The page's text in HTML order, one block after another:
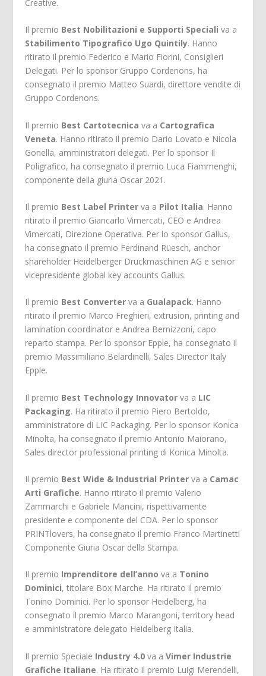
Creative.
Il premio Best Nobilitazioni e Supporti Speciali va a
Stabilimento Tipografico Ugo Quintily. Hanno
ritirato il premio Federico e Mario Fiorini, Consiglieri
Delegati. Per lo sponsor Gruppo Cordenons, ha
consegnato il premio Matteo Suardi, direttore vendite di
Gruppo Cordenons.
Il premio Best Cartotecnica va a Cartografica
Veneta. Hanno ritirato il premio Dario Lovato e Nicola
Gonella, amministratori delegati. Per lo sponsor Il
Poligrafico, ha consegnato il premio Luca Fiammenghi,
componente della giuria Oscar 2021.
Il premio Best Label Printer va a Pilot Italia. Hanno
ritirato il premio Giancarlo Vimercati, CEO e Andrea
Vimercati, Direzione Operativa. Per lo sponsor Gallus,
ha consegnato il premio Ferdinand Rüesch, anchor
shareholder Heidelberger Druckmaschinen AG e senior
vicepresidente global key accounts Gallus.
Il premio Best Converter va a Gualapack. Hanno
ritirato il premio Marco Freghieri, extrusion, printing and
lamination coordinator e Andrea Bernizzoni, capo
reparto stampa. Per lo sponsor Epple, ha consegnato il
premio Massimiliano Belardinelli, Sales Director Italy
Epple.
Il premio Best Technology Innovator va a LIC
Packaging. Ha ritirato il premio Piero Bertoldo,
amministratore di LIC Packaging. Per lo sponsor Konica
Minolta, ha consegnato il premio Antonio Maiorano,
Sales director professional printing di Konica Minolta.
Il premio Best Wide & Industrial Printer va a Camac
Arti Grafiche. Hanno ritirato il premio Valerio
Zammarchi e Gabriele Mancini, rispettivamente
presidente e componente del CDA. Per lo sponsor
PRINTlovers, ha consegnato il premio Franco Martinetti
Componente Giuria Oscar della Stampa.
Il premio Imprenditore dell’anno va a Tonino
Dominici, titolare Box Marche. Ha ritirato il premio
Tonino Dominici. Per lo sponsor Heidelberg, ha
consegnato il premio Marco Marangoni, territory head
e amministratore delegato Heidelberg Italia.
Il premio Speciale Industry 4.0 va aVimer Industrie
Grafiche Italiane. Ha ritirato il premio Luigi Merendelli,